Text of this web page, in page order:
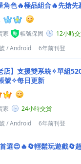
角色🔥極品組合🔥先搶
家 帳號保固
12小時
/Android 6年前刊登
店】支援雙系統✧單組
號✧每日更新
家
24小時交貨
/Android 6年前刊登
選😍🔥🔄輕鬆玩遊戲🔄